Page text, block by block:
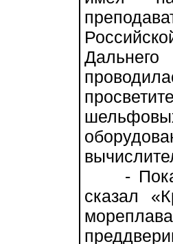
- Пока
сказал